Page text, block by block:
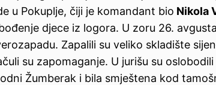
u Pokuplje, čiji je komandant bio Nikola
djece iz logora. U zoru 26.
Zapalili su veliko skladište
su zapomaganje. U jurišu su
Žumberak i bila smještena kod